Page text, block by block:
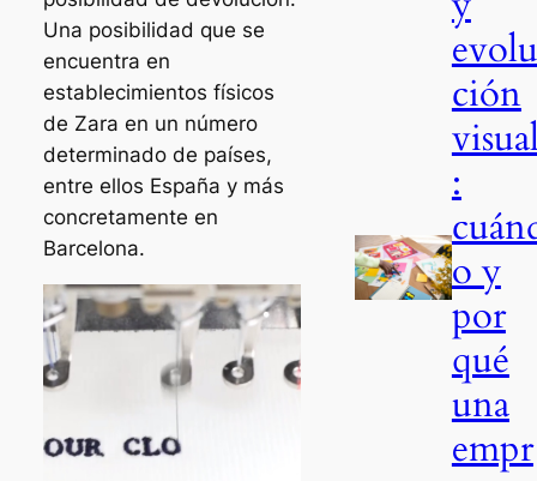
Una posibilidad que se
encuentra en
establecimientos físicos
de Zara en un número
determinado de países,
entre ellos España y más
concretamente en
Barcelona.
evolu
ción
:
o y
por
qué
una
empr